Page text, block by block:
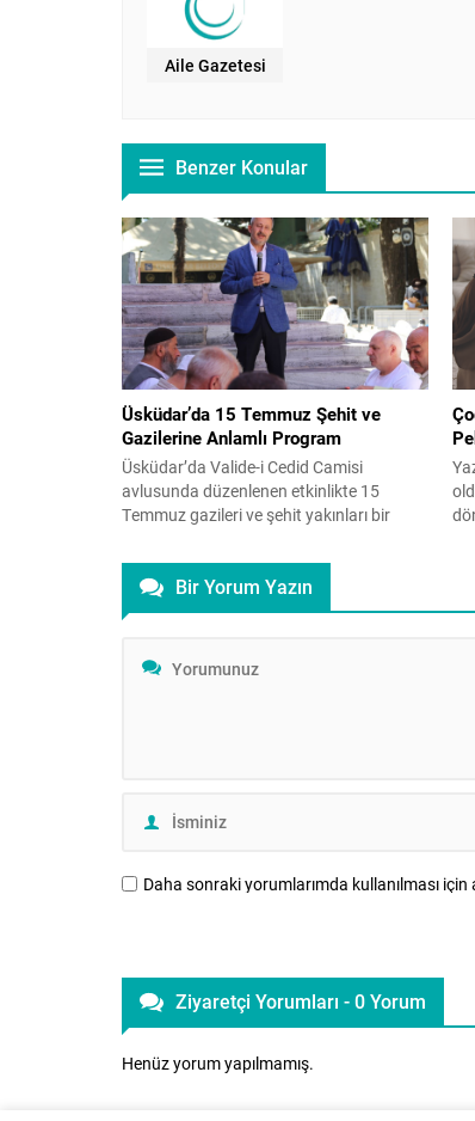
Aile Gazetesi
Benzer Konular
Üsküdar’da 15 Temmuz Şehit ve
Gazilerine Anlamlı Program
Üsküdar’da Valide-i Cedid Camisi
avlusunda düzenlenen etkinlikte 15
Temmuz gazileri ve şehit yakınları bir
gerçekleşen ve İstanbul Aile Vakfı
Başkanı Üner Karabıyık’ın da katılım
gösterdiği programda Kur’an-ı Kerim
yapıldı. Üsküdar’da, Valide-i Cedid
Camisi’nin avlusunda 15 Temmuz gazileri
Bir Yorum Yazın
Daha sonraki yorumlarımda kullanılması
Ziyaretçi Yorumları - 0 Yorum
Henüz yorum yapılmamış.